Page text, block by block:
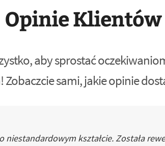
Opinie Klientów
aby sprostać
Zobaczcie sami, jakie opinie
niestandardowym kształcie. Została